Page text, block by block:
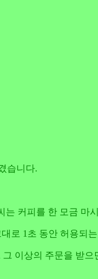
습니다.
는 커피를 한 모금 마
로 1초 동안 허용되
이상의 주문을 받으